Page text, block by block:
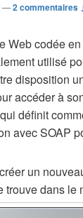
—2 commentaires
Web codée
utilisé
disposition
accéder à
définit
avec SOAP
un
trouve dans le